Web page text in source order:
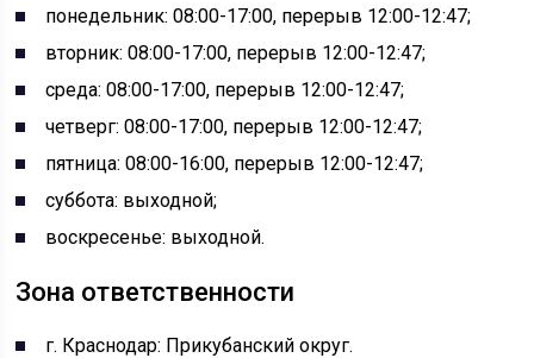
понедельник: 08:00-17:00, перерыв 12:00-12:47;
вторник: 08:00-17:00, перерыв 12:00-12:47;
среда: 08:00-17:00, перерыв 12:00-12:47;
четверг: 08:00-17:00, перерыв 12:00-12:47;
пятница: 08:00-16:00, перерыв 12:00-12:47;
суббота: выходной;
воскресенье: выходной.
Зона ответственности
г. Краснодар: Прикубанский округ.